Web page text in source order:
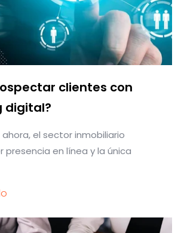
clientes con
digital?
el sector inmobiliario
en línea y la única